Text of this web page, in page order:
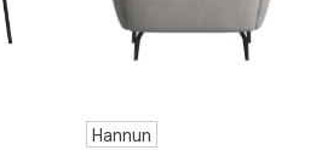
Hannun